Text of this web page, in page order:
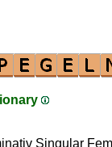
Singular